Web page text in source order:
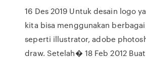
16 Des 2019 Untuk desain logo
kita bisa menggunakan
seperti illustrator, adobe
draw. Setelah� 18 Feb 2012